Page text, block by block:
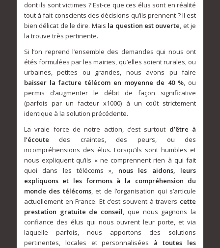
dont ils sont victimes ? Est-ce que ces élus sont en réalité
tout à fait conscients des décisions qu’ils prennent ? Il est
bien délicat de le dire. Mais la question est ouverte, et je
la trouve très pertinente.
Si l’on reprend l’ensemble des demandes qui nous ont
étés formulées par les mairies, qu’elles soient rurales, ou
urbaines, petites ou grandes, nous avons pu faire
baisser la facture télécom en moyenne de 40 %, ou
permis d’augmenter le débit de façon significative
(parfois par un facteur x1000) à un coût strictement
identique à la solution précédente.
La vraie force de notre action, c’est surtout d’être à
l’écoute des craintes, des peurs, ou des
incompréhensions des élus. Lorsqu’ils sont humbles et
nous expliquent qu’ils « ne comprennent rien à qui fait
quoi dans les télécoms », nous les aidons, leurs
expliquons et les formons à la compréhension du
monde des télécoms, et de l’organisation qui s’articule
actuellement en France. Et c’est souvent à travers cette
prestation gratuite de conseil, que nous gagnons la
confiance des élus qui nous ouvrent leur porte, et via
laquelle parfois, nous apportons des solutions
pertinentes, locales et personnalisées à toutes les